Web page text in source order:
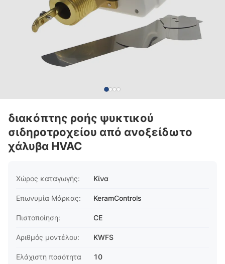
διακόπτης ροής ψυκτικού
σιδηροτροχείου από ανοξείδωτο
χάλυβα HVAC
Χώρος καταγωγής: Κίνα
Επωνυμία Μάρκας: KeramControls
Πιστοποίηση: CE
Αριθμός μοντέλου: KWFS
Ελάχιστη ποσότητα
10